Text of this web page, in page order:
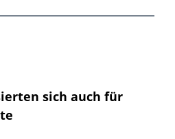
sich auch für